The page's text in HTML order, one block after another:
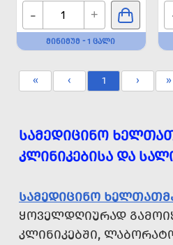
- +
ᲛᲘᲜᲘᲛᲣᲛ - 1 ᲪᲐᲚᲘ
« ‹ 1 › »
ᲡᲐᲛᲔᲓᲘᲪᲘᲜᲝ
ᲙᲚᲘᲜᲘᲙᲔᲑᲘᲡᲐ ᲓᲐ
ᲡᲐᲛᲔᲓᲘᲪᲘᲜᲝ
ᲧᲝᲕᲔᲚᲓᲦᲘᲣᲠᲐᲓ
ᲙᲚᲘᲜᲘᲙᲔᲑᲨᲘ,